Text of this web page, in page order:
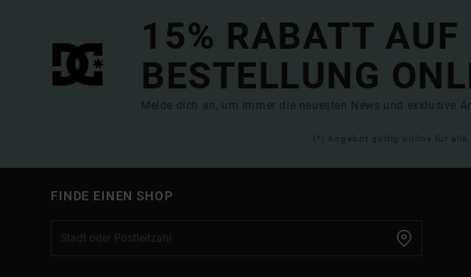
15% RABATT AUF
BESTELLUNG
Melde dich an, um immer die neuesten News und exklusive
(*) Angebot gültig online für
FINDE EINEN SHOP